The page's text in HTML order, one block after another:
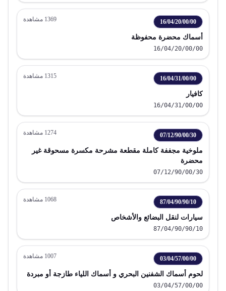
16/04/20/00/00
1369 مشاهدة
أسماك محضرة محفوظة
16/04/20/00/00
16/04/31/00/00
1315 مشاهدة
كافيار
16/04/31/00/00
07/12/90/00/30
1274 مشاهدة
ملوخية مجففة كاملة مقطعة مشرحة مكسرة مسحوقة غير
محضرة
07/12/90/00/30
87/04/90/90/10
1068 مشاهدة
سيارات لنقل البضائع والأشخاص
87/04/90/90/10
03/04/57/00/00
1007 مشاهدة
لحوم أسماك الشفنين البحري و أسماك اللياء طازجة أو مبردة
03/04/57/00/00